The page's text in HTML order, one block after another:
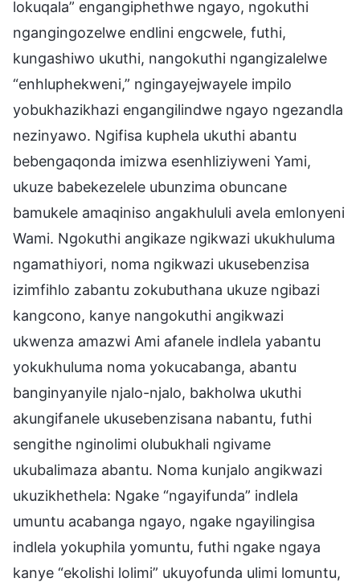
lokuqala” engangiphethwe ngayo, ngokuthi
ngangingozelwe endlini engcwele, futhi,
kungashiwo ukuthi, nangokuthi ngangizalelwe
“enhluphekweni,” ngingayejwayele impilo
yobukhazikhazi engangilindwe ngayo ngezandla
nezinyawo. Ngifisa kuphela ukuthi abantu
bebengaqonda imizwa esenhliziyweni Yami,
ukuze babekezelele ubunzima obuncane
bamukele amaqiniso angakhululi avela emlonyeni
Wami. Ngokuthi angikaze ngikwazi ukukhuluma
ngamathiyori, noma ngikwazi ukusebenzisa
izimfihlo zabantu zokubuthana ukuze ngibazi
kangcono, kanye nangokuthi angikwazi
ukwenza amazwi Ami afanele indlela yabantu
yokukhuluma noma yokucabanga, abantu
banginyanyile njalo-njalo, bakholwa ukuthi
akungifanele ukusebenzisana nabantu, futhi
sengithe nginolimi olubukhali ngivame
ukubalimaza abantu. Noma kunjalo angikwazi
ukuzikhethela: Ngake “ngayifunda” indlela
umuntu acabanga ngayo, ngake ngayilingisa
indlela yokuphila yomuntu, futhi ngake ngaya
kanye “ekolishi lolimi” ukuyofunda ulimi lomuntu,